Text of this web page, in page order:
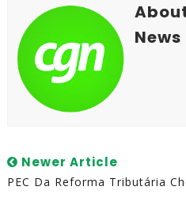
News
Newer Article
PEC Da Reforma Tributária